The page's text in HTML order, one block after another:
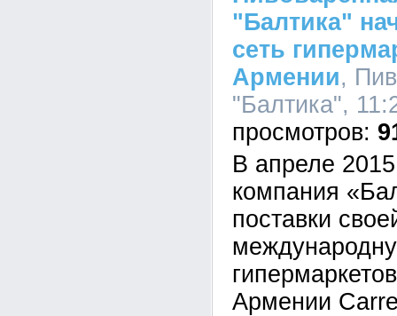
"Балтика"
сеть
Армении,
"Балтика",
В апреле
компания
поставки
Армении